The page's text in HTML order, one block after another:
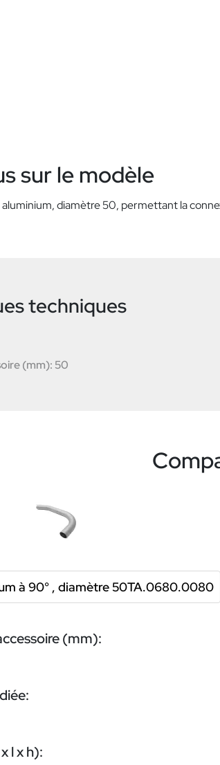
sur le modèle
diamètre 50, permettant la
techniques
(mm): 50
à 90° , diamètre 50TA.0680.0080
(mm):
l x h):